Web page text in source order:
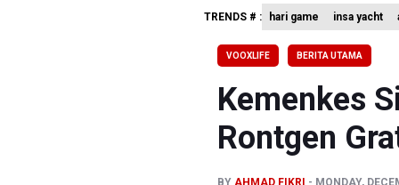
Pakar:
Tim 9
BPIP:
TRENDS # : hari game insa yacht
VOOXLIFE BERITA UTAMA
Kemenkes
Rontgen
BY AHMAD FIKRI MONDAY,